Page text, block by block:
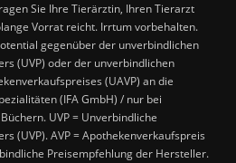
Sie Ihre Tierärztin, Ihren Tierarzt
Vorrat reicht. Irrtum vorbehalten.
gegenüber der unverbindlichen
(UVP) oder der unverbindlichen
(UAVP) an die
(IFA GmbH) / nur bei
UVP = Unverbindliche
(UVP). AVP = Apothekenverkaufspreis
Preisempfehlung der Hersteller.